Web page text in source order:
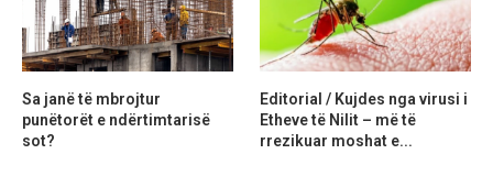
Sa janë të mbrojtur
punëtorët e ndërtimtarisë
sot?
Editorial / Kujdes nga virusi i
Etheve të Nilit – më të
rrezikuar moshat e...